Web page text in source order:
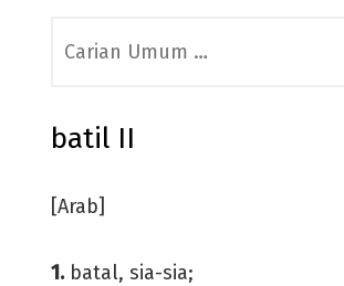
for:
batil II
[Arab]
1.batal, sia-sia;